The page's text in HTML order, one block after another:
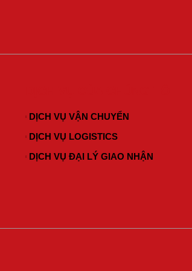
DỊCH VỤ VẬN CHUYỂN
DỊCH VỤ LOGISTICS
DỊCH VỤ ĐẠI LÝ GIAO NHẬN